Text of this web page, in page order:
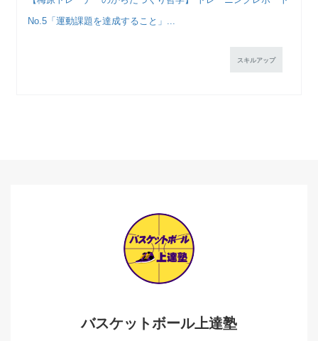
No.5「運動課題を達成すること」...
スキルアップ
バスケットボール上達塾